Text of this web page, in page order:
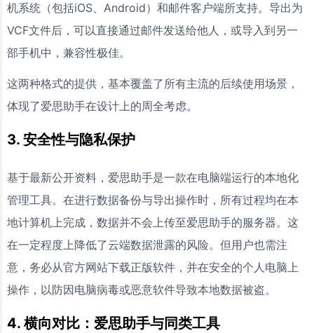
机系统（包括iOS、Android）和邮件客户端所支持。导出为
VCF文件后，可以直接通过邮件发送给他人，或导入到另一
部手机中，兼容性极佳。
这两种格式的提供，基本覆盖了所有主流的后续使用场景，
体现了爱思助手在设计上的周全考虑。
3. 安全性与隐私保护
基于最新公开资料，爱思助手是一款在电脑端运行的本地化
管理工具。在进行数据备份与导出操作时，所有过程均在本
地计算机上完成，数据并不会上传至爱思助手的服务器。这
在一定程度上降低了云端数据泄露的风险。但用户也需注
意，务必从官方网站下载正版软件，并在安全的个人电脑上
操作，以防因电脑病毒或恶意软件导致本地数据被盗。
4. 横向对比：爱思助手与同类工具